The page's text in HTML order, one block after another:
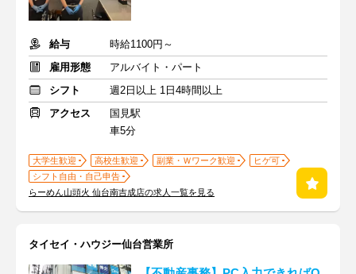
給与
時給1100円～
雇用形態
アルバイト・パート
シフト
週2日以上 1日4時間以上
アクセス
国見駅
車5分
大学生歓迎 高校生歓迎 副業・Ｗワーク歓迎
ヒゲ可
シフト自由・自己申告
らーめん山頭火 仙台南吉成店の求人一覧を見る
タイセイ・ハウジー仙台営業所